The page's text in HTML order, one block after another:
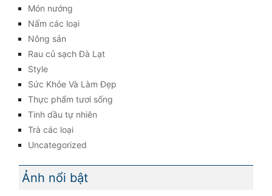
Món nướng
Nấm các loại
Nông sản
Rau củ sạch Đà Lạt
Style
Sức Khỏe Và Làm Đẹp
Thực phẩm tươi sống
Tinh dầu tự nhiên
Trà các loại
Uncategorized
Ảnh nổi bật